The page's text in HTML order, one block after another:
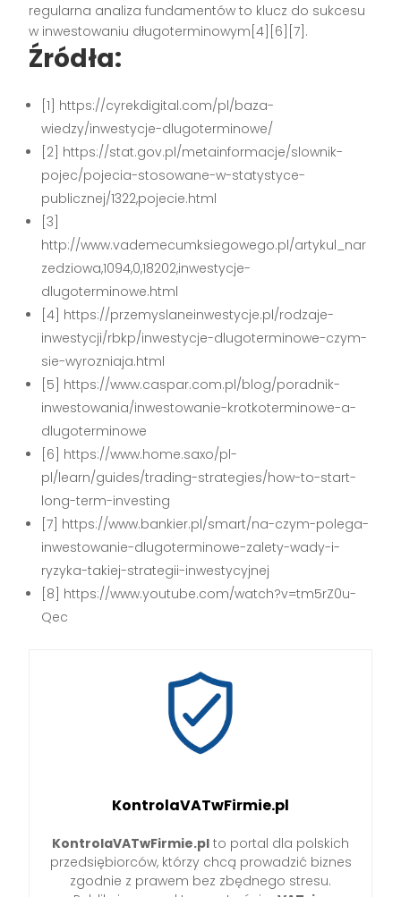
regularna analiza fundamentów to klucz do sukcesu
w inwestowaniu długoterminowym[4][6][7].
Źródła:
[1] https://cyrekdigital.com/pl/baza-
wiedzy/inwestycje-dlugoterminowe/
[2] https://stat.gov.pl/metainformacje/slownik-
pojec/pojecia-stosowane-w-statystyce-
publicznej/1322,pojecie.html
[3]
http://www.vademecumksiegowego.pl/artykul_nar
zedziowa,1094,0,18202,inwestycje-
dlugoterminowe.html
[4] https://przemyslaneinwestycje.pl/rodzaje-
inwestycji/rbkp/inwestycje-dlugoterminowe-czym-
sie-wyrozniaja.html
[5] https://www.caspar.com.pl/blog/poradnik-
inwestowania/inwestowanie-krotkoterminowe-a-
dlugoterminowe
[6] https://www.home.saxo/pl-
pl/learn/guides/trading-strategies/how-to-start-
long-term-investing
[7] https://www.bankier.pl/smart/na-czym-polega-
inwestowanie-dlugoterminowe-zalety-wady-i-
ryzyka-takiej-strategii-inwestycyjnej
[8] https://www.youtube.com/watch?v=tm5rZ0u-
Qec
KontrolaVATwFirmie.pl
KontrolaVATwFirmie.pl to portal dla polskich
przedsiębiorców, którzy chcą prowadzić biznes
zgodnie z prawem bez zbędnego stresu.